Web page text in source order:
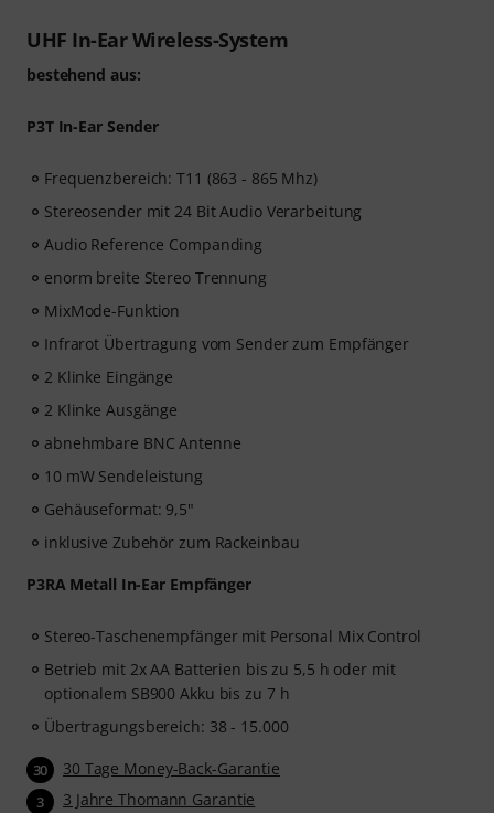
UHF In-Ear Wireless-System
bestehend aus:
P3T In-Ear Sender
Frequenzbereich: T11 (863 - 865 Mhz)
Stereosender mit 24 Bit Audio Verarbeitung
Audio Reference Companding
enorm breite Stereo Trennung
MixMode-Funktion
Infrarot Übertragung vom Sender zum Empfänger
2 Klinke Eingänge
2 Klinke Ausgänge
abnehmbare BNC Antenne
10 mW Sendeleistung
Gehäuseformat: 9,5"
inklusive Zubehör zum Rackeinbau
P3RA Metall In-Ear Empfänger
Stereo-Taschenempfänger mit Personal Mix Control
Betrieb mit 2x AA Batterien bis zu 5,5 h oder mit
optionalem SB900 Akku bis zu 7 h
Übertragungsbereich: 38 - 15.000
30 30 Tage Money-Back-Garantie
3 3 Jahre Thomann Garantie